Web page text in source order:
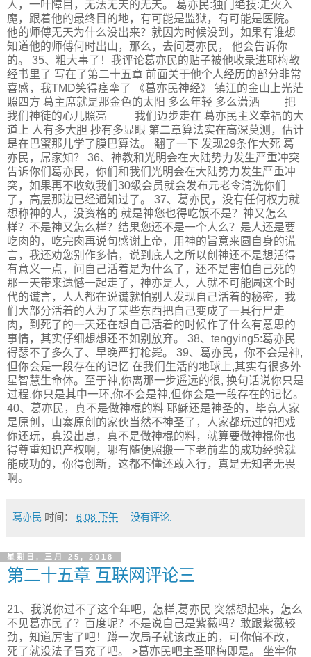
人，一叶障目，无法无天的无天。 葛亦民:独门绝技:走火入
魔，跟着他的最终目的地，有可能是监狱，有可能是医院。
他的师傅无天为什么没出来？就因为时候没到，如果有谁想
知道他的师傅何时出山，那么，去问葛亦民， 他会告诉你
的。 35、粗大事了！我评论葛亦民的贴子被他收录进耶梅教
经书里了 写在了第二十五章 前面关于他个人经历的部分非常
喜感，我TMD笑得痉挛了 《葛亦民神经》 镇江的金山上光茫
照四方 葛主席就是那金色的太阳 多么年轻 多么潇洒 把
我们神徒的心儿照亮 我们迈步走在 葛亦民主义幸福的大
道上 人有多大胆 抄有多显眼 第二章算法实在高深莫测，估计
是在巴蜜那儿学了膜巴算法。 翻了一下 发现29条作大死 葛
亦民，屌家知？ 36、神教和光明会在大陆势力发生严重冲突
告诉你们葛亦民，你们和我们光明会在大陆势力发生严重冲
突，如果再不收敛我们30级会员就会发布元老令清洗你们
了，高层那边已经通知过了。 37、葛亦民，没有任何权力就
想称神的人，没资格的 就是神您也得吃饭不是？神又怎么
样？不是神又怎么样？结果您还不是一个人么？是人还是要
吃肉的，吃完肉再说句感谢上帝，用神的旨意来圆自身的谎
言，我还劝您别作多情，说到底人之所以创神还不是想活得
有意义一点，问自己活着是为什么了，还不是害怕自己死的
那一天带来遗憾一起走了，神亦是人，人就不可能圆这个时
代的谎言，人人都在说谎就怕别人发现自己活着的秘密，我
们大部分活着的人为了某些东西把自己变成了一具行尸走
肉，到死了的一天还在想自己活着的时候作了什么有意思的
事情，其实仔细想想还不如别放弃。 38、tengying5:葛亦民
得瑟不了多久了、早晚严打枪毙。 39、葛亦民，你不会是神,
但你会是一段存在的记忆 在我们生活的地球上,其实有很多外
星智慧生命体。至于神,你离那一步遥远的很, 换句话说你只是
过程,你只是其中一环,你不会是神,但你会是一段存在的记忆。
40、葛亦民，真不是做神棍的料 耶稣还是神圣的，毕竟人家
是原创，山寨原创的家伙当然不神圣了，人家都玩过的把戏
你还玩，真没出息，真不是做神棍的料，就算要做神棍你也
得尊重知识产权啊，哪有随便照搬一下老前辈的成功经验就
能成功的，你得创新，这都不懂还敢入行，真是无知者无畏
啊。
葛亦民 时间： 6:08 下午 没有评论:
星期日, 三月 25, 2018
第二十五章 互联网评论三
21、我说你过不了这个年吧，怎样,葛亦民 突然想起来，怎么
不见葛亦民了？百度呢？不是说自己是紫薇吗？敢跟紫薇较
劲，知道厉害了吧！蹲一次局子就该改正的，可你偏不改，
死了就没法子冒充了吧。 >葛亦民吧主圣耶梅即是。 坐牢你